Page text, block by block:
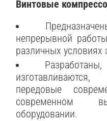
Винтовые
непрерывной
различных условиях
передовые
современном
оборудовании.